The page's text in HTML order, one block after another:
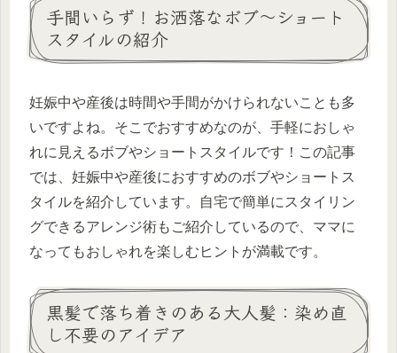
手間いらず！お洒落なボブ〜ショート
スタイルの紹介
妊娠中や産後は時間や手間がかけられないことも多
いですよね。そこでおすすめなのが、手軽におしゃ
れに見えるボブやショートスタイルです！この記事
では、妊娠中や産後におすすめのボブやショートス
タイルを紹介しています。自宅で簡単にスタイリン
グできるアレンジ術もご紹介しているので、ママに
なってもおしゃれを楽しむヒントが満載です。
黒髪で落ち着きのある大人髪：染め直
し不要のアイデア